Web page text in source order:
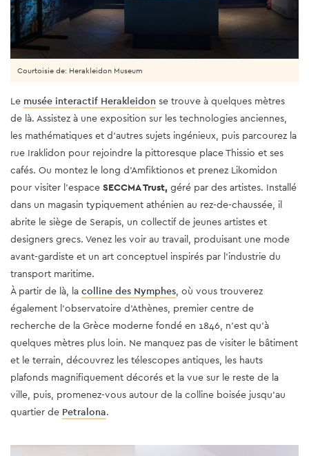
Le musée interactif Herakleidon se trouve à quelques mètres
de là. Assistez à une exposition sur les technologies anciennes,
les mathématiques et d’autres sujets ingénieux, puis parcourez la
rue Iraklidon pour rejoindre la pittoresque place Thissio et ses
cafés. Ou montez le long d'Amfiktionos et prenez Likomidon
pour visiter l'espace SECCMA Trust, géré par des artistes. Installé
dans un magasin typiquement athénien au rez-de-chaussée, il
abrite le siège de Serapis, un collectif de jeunes artistes et
designers grecs. Venez les voir au travail, produisant une mode
avant-gardiste et un art conceptuel inspirés par l'industrie du
transport maritime.
À partir de là, la colline des Nymphes, où vous trouverez
également l’observatoire d’Athènes, premier centre de
recherche de la Grèce moderne fondé en 1846, n'est qu'à
quelques mètres plus loin. Ne manquez pas de visiter le bâtiment
et le terrain, découvrez les télescopes antiques, les hauts
plafonds magnifiquement décorés et la vue sur le reste de la
ville, puis, promenez-vous autour de la colline boisée jusqu'au
quartier de Petralona.
Courtoisie de: Herakleidon Museum